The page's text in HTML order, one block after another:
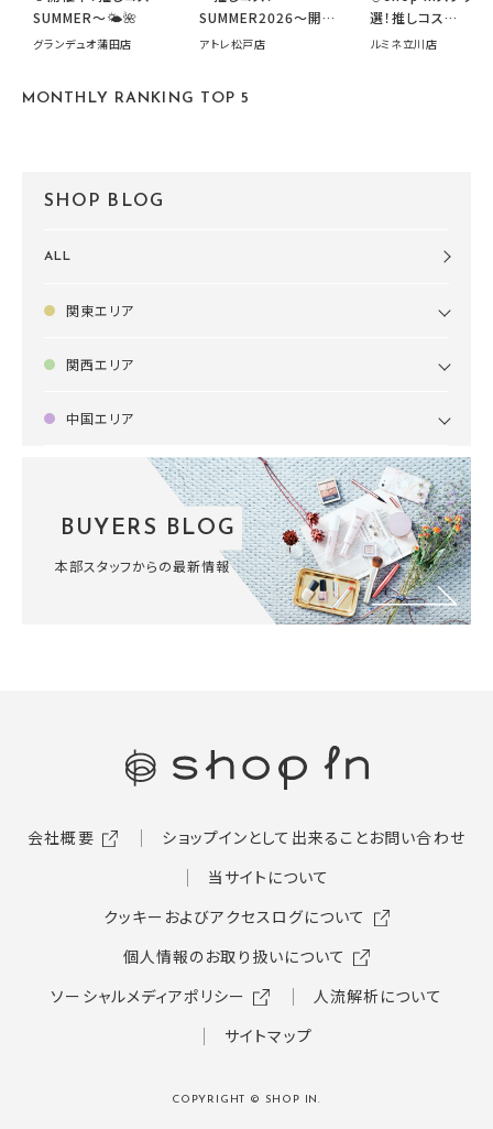
SUMMER〜🌤️🌺
グランデュオ蒲田店
SUMMER2026～開催
中です！
アトレ松戸店
選！推しコス
summer2026開催
ルミネ立川店
MONTHLY RANKING TOP 5
SHOP BLOG
ALL
関東エリア
関西エリア
中国エリア
BUYERS BLOG
本部スタッフからの最新情報
会社概要 ショップインとして出来ることお問い合わせ
当サイトについて
クッキーおよびアクセスログについて
個人情報のお取り扱いについて
ソーシャルメディアポリシー
人流解析について
サイトマップ
COPYRIGHT © SHOP IN.